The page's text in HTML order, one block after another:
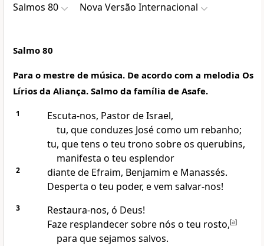
Salmos 80 Nova Versão Internacional
Salmo 80
Para o mestre de música. De acordo com a melodia Os
Lírios da Aliança. Salmo da família de Asafe.
1
Escuta-nos, Pastor de Israel,
tu, que conduzes José como um rebanho;
tu, que tens o teu trono sobre os querubins,
manifesta o teu esplendor
2
diante de Efraim, Benjamim e Manassés.
Desperta o teu poder, e vem salvar-nos!
3
Restaura-nos, ó Deus!
Faze resplandecer sobre nós o teu rosto,[a]
para que sejamos salvos.